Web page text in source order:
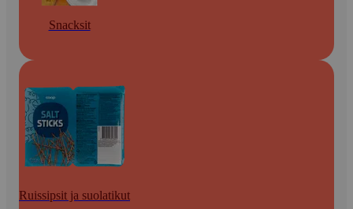
Snacksit
Ruissipsit ja suolatikut